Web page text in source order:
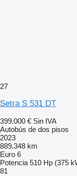
27
Setra S 531 DT
399.000 € Sin IVA
Autobús de dos pisos
2023
889.348 km
Euro 6
Potencia 510 Hp (375
81